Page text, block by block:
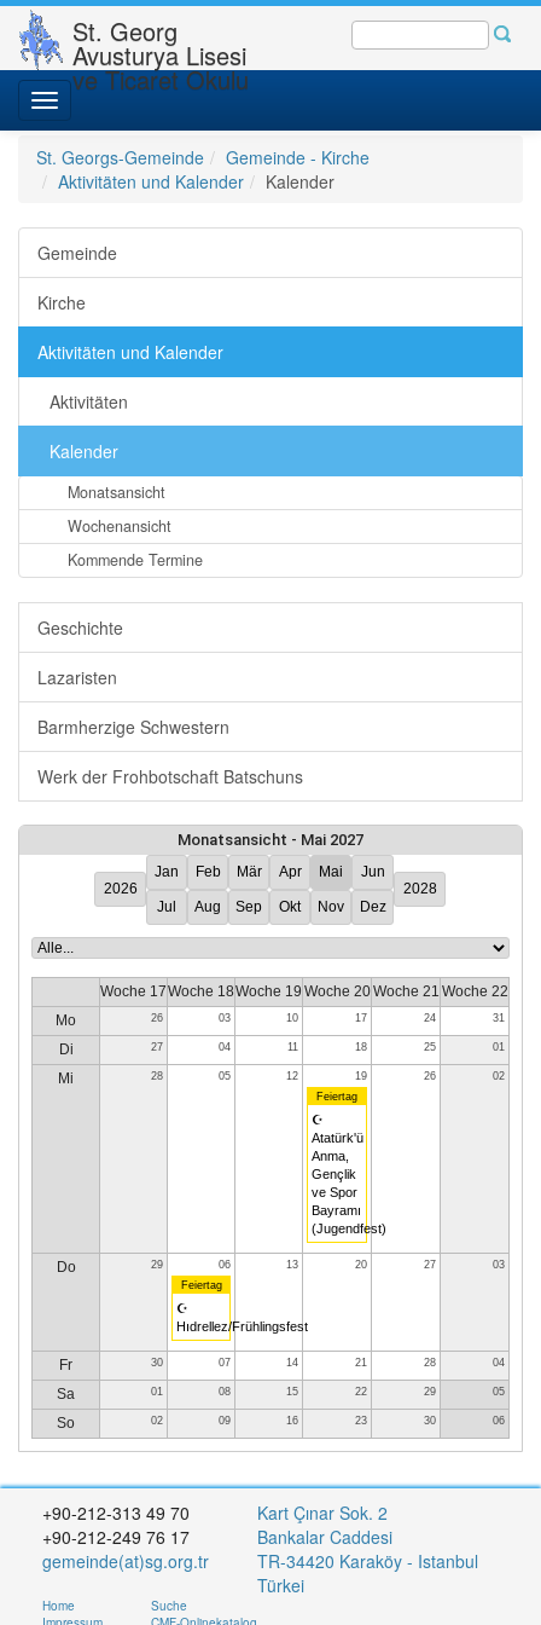
St. Georg
Avusturya Lisesi
ve Ticaret Okulu
Toggle
navigation
St. Georgs-Gemeinde
Gemeinde - Kirche
Aktivitäten und Kalender
Kalender
Gemeinde
Kirche
Aktivitäten und Kalender
Aktivitäten
Kalender
Monatsansicht
Wochenansicht
Kommende Termine
Geschichte
Lazaristen
Barmherzige Schwestern
Werk der Frohbotschaft Batschuns
Monatsansicht - Mai 2027
2026
Jan Feb Mär Apr Mai Jun
Jul Aug Sep Okt Nov Dez
2028
Woche 17Woche 18Woche 19 Woche 20Woche 21 Woche 22
Mo
26 03 10 17 24 31
Di 27 04 11 18 25 01
Mi 28 05 12
19
Feiertag
☪
Atatürk'ü
Anma,
Gençlik
ve Spor
Bayramı
(Jugendfest)
26 02
Do 29
06
Feiertag
☪
Hıdrellez/Frühlingsfest
13 20 27 03
Fr 30 07 14 21 28 04
Sa 01 08 15 22 29 05
So 02 09 16 23 30 06
+90-212-313 49 70
+90-212-249 76 17
gemeinde(at)sg.org.tr
Kart Çınar Sok. 2
Bankalar Caddesi
TR-34420 Karaköy - Istanbul
Türkei
Home
Suche